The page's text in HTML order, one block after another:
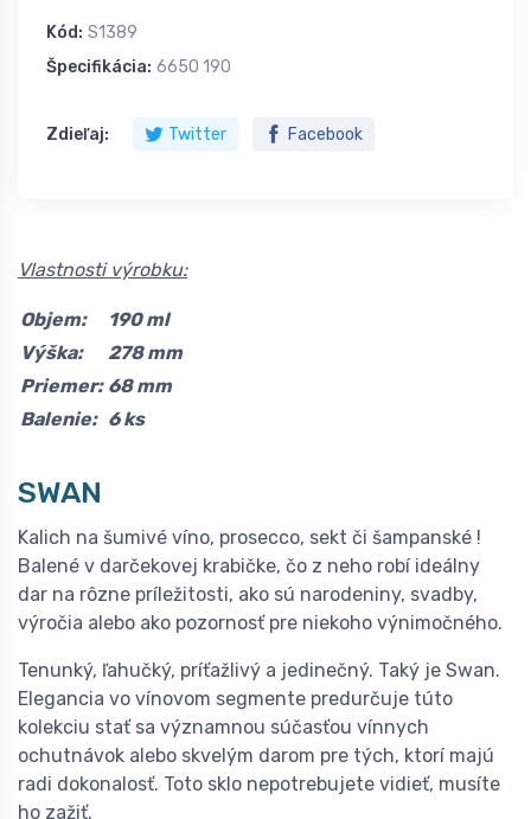
Kód: S1389
Špecifikácia: 6650 190
Zdieľaj: Twitter Facebook
Vlastnosti výrobku:
Objem:
190 ml
Výška:
278 mm
Priemer: 68 mm
Balenie: 6 ks
SWAN
Kalich na šumivé víno, prosecco, sekt či šampanské !
Balené v darčekovej krabičke, čo z neho robí ideálny
dar na rôzne príležitosti, ako sú narodeniny, svadby,
výročia alebo ako pozornosť pre niekoho výnimočného.
Tenunký, ľahučký, príťažlivý a jedinečný. Taký je Swan.
Elegancia vo vínovom segmente predurčuje túto
kolekciu stať sa významnou súčasťou vínnych
ochutnávok alebo skvelým darom pre tých, ktorí majú
radi dokonalosť. Toto sklo nepotrebujete vidieť, musíte
ho zažiť.